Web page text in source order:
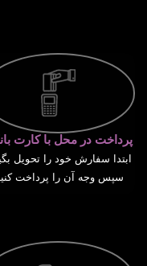
پرداخت در محل با کارت
ابتدا سفارش خود را تحویل
سپس وجه آن را پرداخت